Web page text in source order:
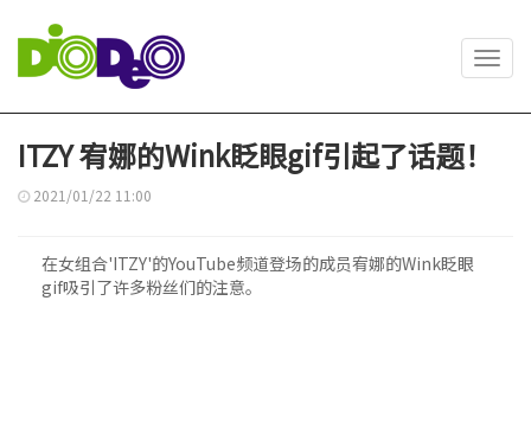
ITZY 宥娜的Wink眨眼gif引起了话题！
2021/01/22 11:00
在女组合'ITZY'的YouTube频道登场的成员宥娜的Wink眨眼
gif吸引了许多粉丝们的注意。